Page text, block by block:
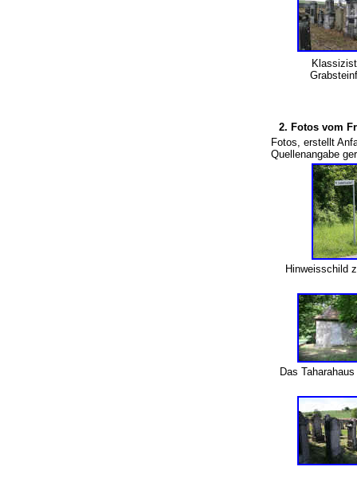
2. Fotos vom
Fotos, erstellt
Quellenangabe
Hinweisschild
Das